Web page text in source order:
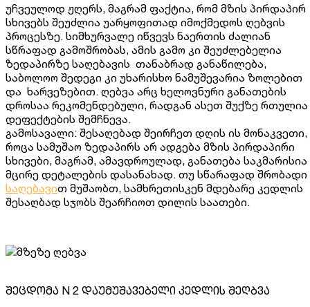
უჩვეულოდ ჟღერს, მაგრამ ფაქტია, რომ მზის პირდაპირ
სხივებს შეუძლია უარყოფითად იმოქმედოს ღებვის
პროცესზე. სიმხურვალე იწვევს ნაერთის ძალიან
სწრაფად გამოშრობას, ამის გამო კი შეუძლებელია
ზედაპირზე საღებავის თანაბრად განაწილება,
საბოლოო შედეგი კი უხარისხო ნამუშევარია ზოლებით
და ხარვეზებით. ღებვა არც ხელოვნური განათების
დროსაა რეკომენდებული, რადგან ასეთ შუქზე რთულია
დეფექტების შემჩნევა.
გამოსავალი: შესაღებად შეირჩეთ დღის ის მონაკვეთი,
როცა სამუშაო ზედაპირს არ ადგება მზის პირდაპირი
სხივები, მაგრამ, ამავდროულად, განათება საკმარისია
მცირე დეტალების დასანახად. თუ სწარაფად შრობადი
საღებავით მუშაობთ, სამხრეთისკენ მდებარე კედლის
შესაღბად სჯობს შეარჩიოთ დილის საათები.
შეცდომა N 2 დაუმუშავებელი კედლის შეღბვა